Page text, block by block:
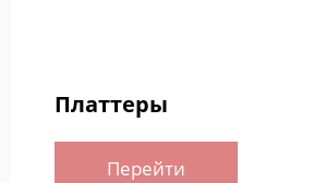
Платтеры
Перейти